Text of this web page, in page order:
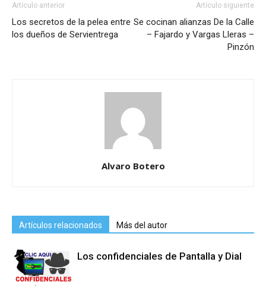
Artículo anterior
Los secretos de la pelea entre
los dueños de Servientrega
Artículo siguiente
Se cocinan alianzas De la Calle
– Fajardo y Vargas Lleras –
Pinzón
Alvaro Botero
Artículos relacionados Más del autor
Los confidenciales de Pantalla y Dial